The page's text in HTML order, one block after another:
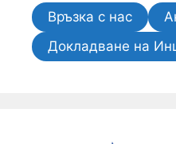
Връзка с нас
Докладване на